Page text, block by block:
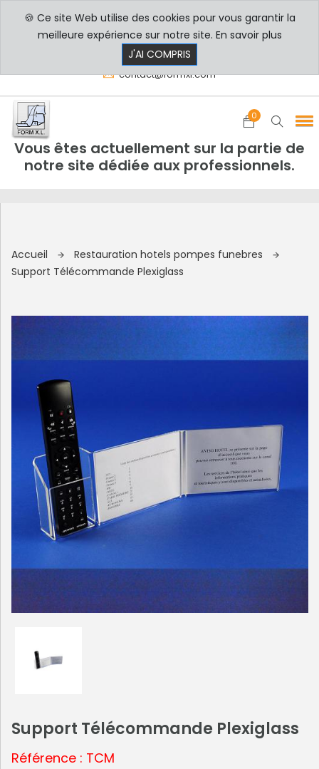
PROFESSIONNELS PARTICULIERS
contact@formxl.com
0
Vous êtes actuellement sur la partie de
notre site dédiée aux professionnels.
Accueil
Restauration hotels pompes funebres
Support Télécommande Plexiglass
Support Télécommande Plexiglass
Référence : TCM
🍪 Ce site Web utilise des cookies pour vous garantir la
meilleure expérience sur notre site. En savoir plus
J'AI COMPRIS